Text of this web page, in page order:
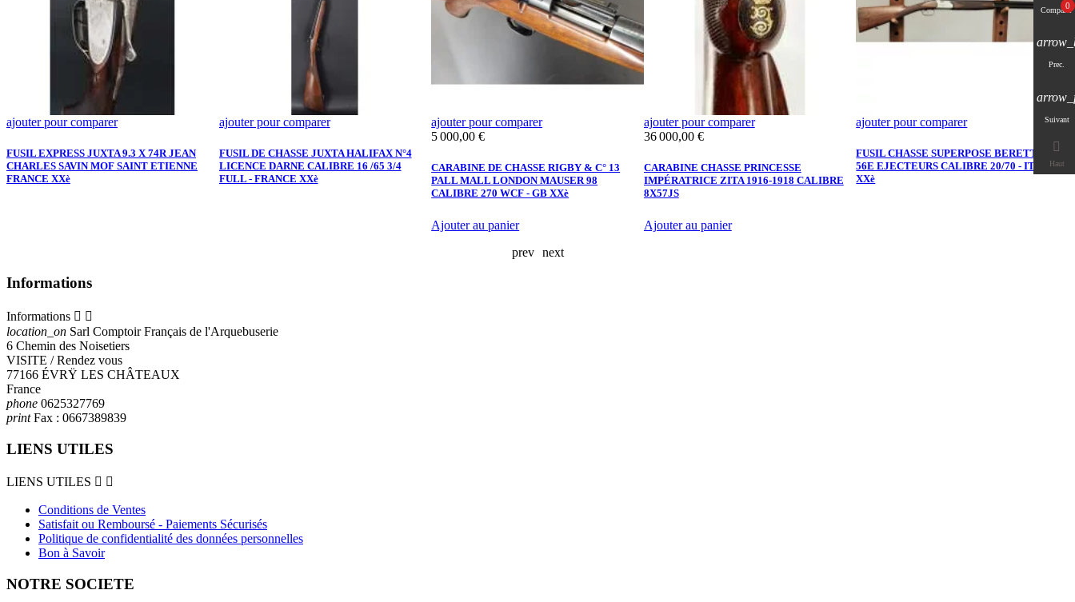
ajouter pour comparer
FUSIL EXPRESS JUXTA 9.3 X 74R JEAN
CHARLES SAVIN MOF SAINT ETIENNE
FRANCE XXè
ajouter pour comparer
FUSIL DE CHASSE JUXTA HALIFAX N°4
LICENCE DARNE CALIBRE 16 /65 3/4
FULL - FRANCE XXè
ajouter pour comparer
Prix
5 000,00 €
CARABINE DE CHASSE RIGBY & C° 13
PALL MALL LONDON MAUSER 98
CALIBRE 270 WCF - GB XXè
Ajouter au panier
ajouter pour comparer
Prix
36 000,00 €
CARABINE CHASSE PRINCESSE
IMPÉRATRICE ZITA 1916-1918 CALIBRE
8X57JS
Ajouter au panier
ajouter pour comparer
FUSIL CHASSE SUPERPOSE BERETTA S
56E EJECTEURS CALIBRE 20/70 - ITALIE
XXè
prev
next
Informations
Informations  
location_on Sarl Comptoir Français de l'Arquebuserie
6 Chemin des Noisetiers
VISITE / Rendez vous
77166 ÉVRŸ LES CHÂTEAUX
France
phone 0625327769
printFax : 0667389839
LIENS UTILES
LIENS UTILES  
Conditions de Ventes
Satisfait ou Remboursé - Paiements Sécurisés
Politique de confidentialité des données personnelles
Bon à Savoir
NOTRE SOCIETE
Comparer
0
Prec.
Suivant

Haut